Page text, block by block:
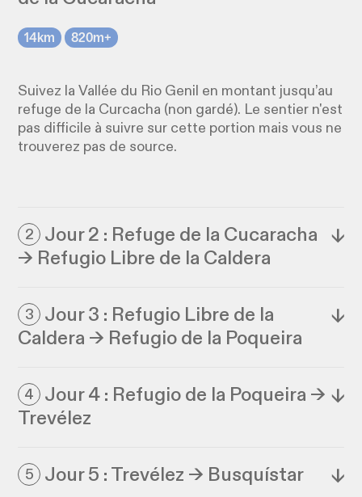
14km 820m+
Suivez la Vallée du Rio Genil en montant jusqu’au
refuge de la Curcacha (non gardé). Le sentier n'est
pas difficile à suivre sur cette portion mais vous ne
trouverez pas de source.
2
Jour 2 : Refuge de la Cucaracha
→ Refugio Libre de la Caldera
↓
3
Jour 3 : Refugio Libre de la
Caldera → Refugio de la Poqueira
↓
4
Jour 4 : Refugio de la Poqueira →
Trevélez
↓
5 Jour 5 : Trevélez → Busquístar ↓